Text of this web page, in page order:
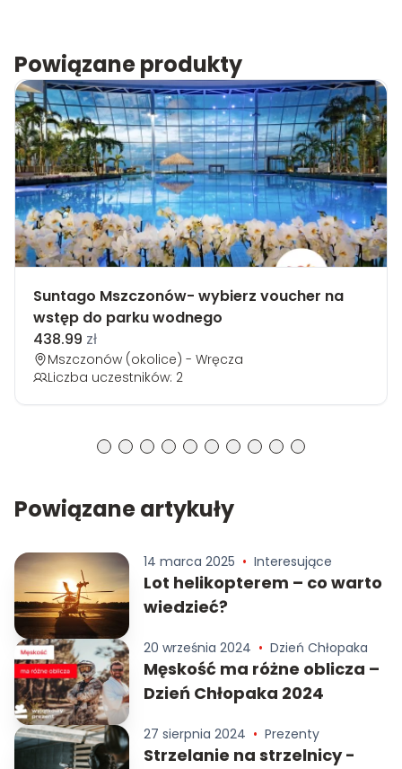
Powiązane produkty
Suntago Mszczonów- wybierz voucher na
wstęp do parku wodnego
438.99 zł
Mszczonów (okolice) - Wręcza
Liczba uczestników: 2
Powiązane artykuły
14 marca 2025 • Interesujące
Lot helikopterem – co warto
wiedzieć?
20 września 2024 • Dzień Chłopaka
Męskość ma różne oblicza –
Dzień Chłopaka 2024
27 sierpnia 2024 • Prezenty
Strzelanie na strzelnicy -